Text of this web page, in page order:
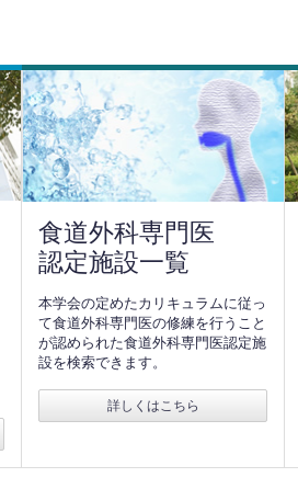
食道外科専門医
認定施設一覧
本学会の定めたカリキュラムに従っ
て食道外科専門医の修練を行うこと
が認められた食道外科専門医認定施
設を検索できます。
詳しくはこちら